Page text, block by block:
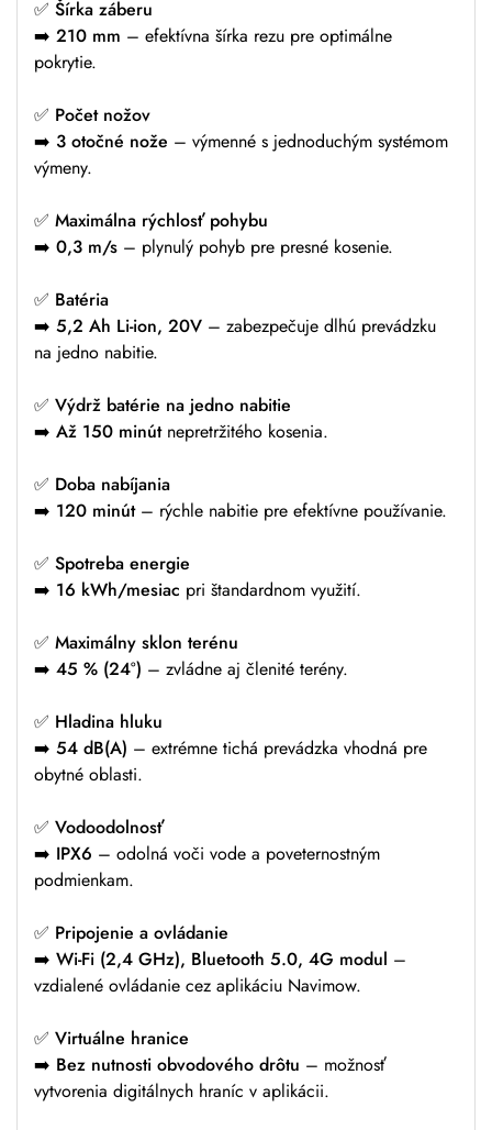
✅ Šírka záberu
➡️ 210 mm – efektívna šírka rezu pre optimálne
pokrytie.
✅ Počet nožov
➡️ 3 otočné nože – výmenné s jednoduchým systémom
výmeny.
✅ Maximálna rýchlosť pohybu
➡️ 0,3 m/s – plynulý pohyb pre presné kosenie.
✅ Batéria
➡️ 5,2 Ah Li-ion, 20V – zabezpečuje dlhú prevádzku
na jedno nabitie.
✅ Výdrž batérie na jedno nabitie
➡️ Až 150 minútnepretržitého kosenia.
✅ Doba nabíjania
➡️ 120 minút– rýchle nabitie pre efektívne používanie.
✅ Spotreba energie
➡️ 16 kWh/mesiac pri štandardnom využití.
✅ Maximálny sklon terénu
➡️ 45 % (24°) – zvládne aj členité terény.
✅ Hladina hluku
➡️ 54 dB(A) – extrémne tichá prevádzka vhodná pre
obytné oblasti.
✅ Vodoodolnosť
➡️ IPX6 – odolná voči vode a poveternostným
podmienkam.
✅ Pripojenie a ovládanie
➡️ Wi-Fi (2,4 GHz), Bluetooth 5.0, 4G modul –
vzdialené ovládanie cez aplikáciu Navimow.
✅ Virtuálne hranice
➡️ Bez nutnosti obvodového drôtu – možnosť
vytvorenia digitálnych hraníc v aplikácii.